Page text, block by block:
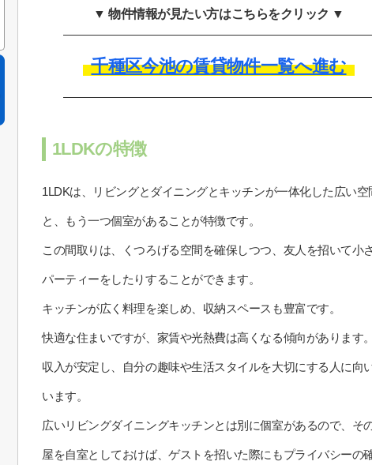
▼ 物件情報が見たい方はこちらをクリック ▼
千種区今池の賃貸物件一覧へ進む
1LDKの特徴
1LDKは、リビングとダイニングとキッチンが一体化した広い空
と、もう一つ個室があることが特徴です。
この間取りは、くつろげる空間を確保しつつ、友人を招いて小
パーティーをしたりすることができます。
キッチンが広く料理を楽しめ、収納スペースも豊富です。
快適な住まいですが、家賃や光熱費は高くなる傾向があります
収入が安定し、自分の趣味や生活スタイルを大切にする人に向
います。
広いリビングダイニングキッチンとは別に個室があるので、そ
屋を自室としておけば、ゲストを招いた際にもプライバシーの